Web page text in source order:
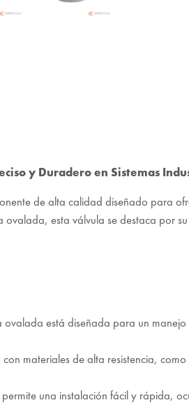
y Duradero en Sistemas
de alta calidad diseñado para
ovalada, esta válvula se destaca por
ovalada está diseñada para un
con materiales de alta resistencia,
permite una instalación fácil y rápida,